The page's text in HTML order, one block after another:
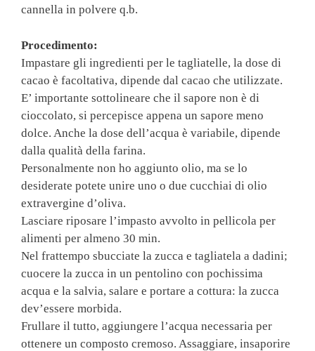
cannella in polvere q.b.
Procedimento:
Impastare gli ingredienti per le tagliatelle, la dose di
cacao è facoltativa, dipende dal cacao che utilizzate.
E’ importante sottolineare che il sapore non è di
cioccolato, si percepisce appena un sapore meno
dolce. Anche la dose dell’acqua è variabile, dipende
dalla qualità della farina.
Personalmente non ho aggiunto olio, ma se lo
desiderate potete unire uno o due cucchiai di olio
extravergine d’oliva.
Lasciare riposare l’impasto avvolto in pellicola per
alimenti per almeno 30 min.
Nel frattempo sbucciate la zucca e tagliatela a dadini;
cuocere la zucca in un pentolino con pochissima
acqua e la salvia, salare e portare a cottura: la zucca
dev’essere morbida.
Frullare il tutto, aggiungere l’acqua necessaria per
ottenere un composto cremoso. Assaggiare, insaporire